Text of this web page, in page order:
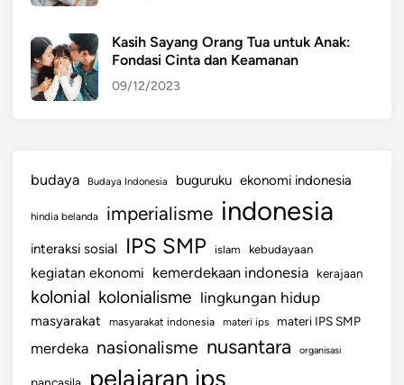
Kasih Sayang Orang Tua untuk Anak:
Fondasi Cinta dan Keamanan
09/12/2023
budaya Budaya Indonesia buguruku ekonomi indonesia
hindia belanda imperialisme indonesia
interaksi sosial IPS SMP islam kebudayaan
kegiatan ekonomi kemerdekaan indonesia kerajaan
kolonial kolonialisme lingkungan hidup
masyarakat masyarakat indonesia materi ips materi IPS SMP
merdeka nasionalisme nusantara organisasi
pelajaran ips